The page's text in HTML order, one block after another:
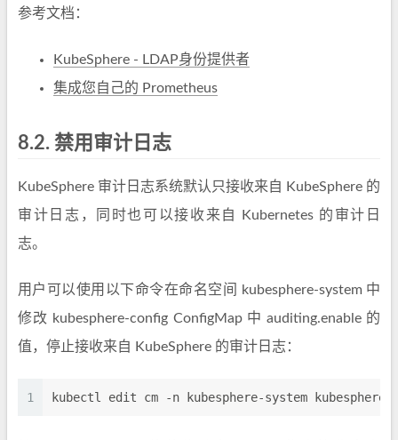
参考文档：
KubeSphere - LDAP身份提供者
集成您自己的 Prometheus
8.2. 禁用审计日志
KubeSphere 审计日志系统默认只接收来自 KubeSphere 的
审计日志，同时也可以接收来自 Kubernetes 的审计日
志。
用户可以使用以下命令在命名空间 kubesphere-system 中
修改 kubesphere-config ConfigMap 中 auditing.enable 的
值，停止接收来自 KubeSphere 的审计日志：
1 kubectl edit cm -n kubesphere-system